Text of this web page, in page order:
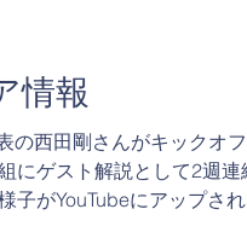
情報
の西田剛さんがキックオフ
にゲスト解説として2週連続
子がYouTubeにアップされ